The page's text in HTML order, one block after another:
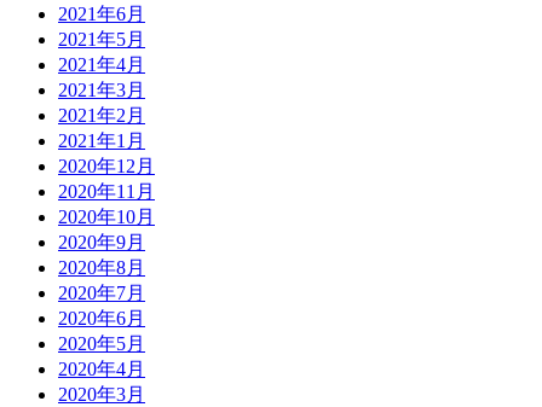
2021年6月
2021年5月
2021年4月
2021年3月
2021年2月
2021年1月
2020年12月
2020年11月
2020年10月
2020年9月
2020年8月
2020年7月
2020年6月
2020年5月
2020年4月
2020年3月